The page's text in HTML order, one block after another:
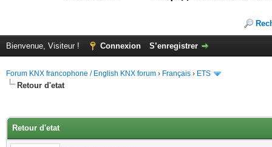
Bienvenue, Visiteur ! Connexion S’enregistrer
Forum KNX francophone / English KNX forum › Français › ETS
Retour d'etat
Retour d'etat